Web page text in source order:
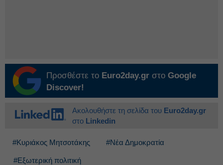
Προσθέστε το Euro2day.gr στο Google
Discover!
Ακολουθήστε τη σελίδα του Euro2day.gr
στο Linkedin
#Κυριάκος Μητσοτάκης #Νέα Δημοκρατία
#Εξωτερική πολιτική